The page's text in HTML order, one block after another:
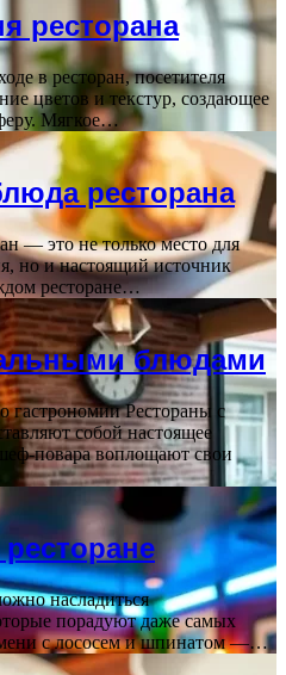
ресторана
в ресторан, посетителя
цветов и текстур, создающее
Мягкое…
ресторана
— это не только место для
но и настоящий источник
ресторане…
блюдами
гастрономии Рестораны с
собой настоящее
повара воплощают свои
насладиться
порадуют даже самых
с лососем и шпинатом —…